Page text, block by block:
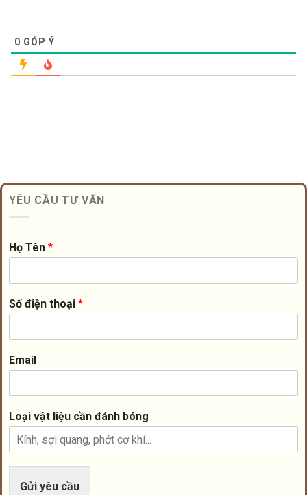
0 GÓP Ý
YÊU CẦU TƯ VẤN
Họ Tên *
Số điện thoại *
Email
Loại vật liệu cần đánh bóng
Gửi yêu cầu